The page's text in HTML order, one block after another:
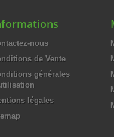
nous
de Vente
générales
légales